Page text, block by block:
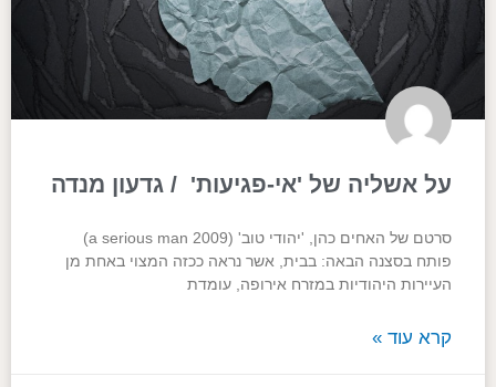
על אשליה של 'אי-פגיעות' / גדעון מנדה
סרטם של האחים כהן, 'יהודי טוב' (a serious man 2009)
פותח בסצנה הבאה: בבית, אשר נראה ככזה המצוי באחת מן
העיירות היהודיות במזרח אירופה, עומדת
קרא עוד »